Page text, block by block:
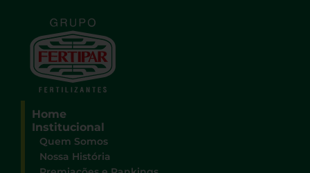
Home
Institucional
Quem Somos
Nossa História